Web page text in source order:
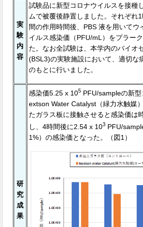
実
験
内
容
試験品に新型コロナウイルスを接種
ムで被覆後静置しました。それぞれ
間の作⽤時間後、PBS 液を用いてウ
イルス感染価（PFU/mL）をプラー
た。なお全試験は、本学内のバイオ
(BSL3)の実験施設において、適切な
のもとに⾏いました。
研
究
成
果
感染価5.25 x 105 PFU/sampleの新
extson Water Catalyst（緑⼒⽔触媒
たガラス板に接触させると感染価は
し、4時間後に2.54 x 103 PFU/
1%）の感染価となった。（図1）